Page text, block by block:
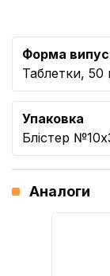
Форма
Таблетки, 50
Упаковка
Блістер
Аналоги